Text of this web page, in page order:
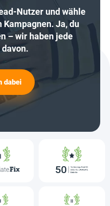
Nutzer und wähle
Ja, du
– wir haben jede
dabei